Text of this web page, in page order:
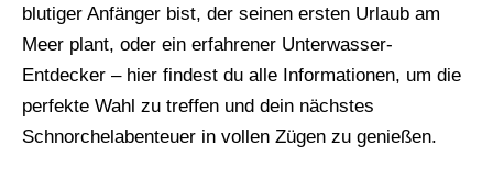
blutiger Anfänger bist, der seinen ersten Urlaub am
Meer plant, oder ein erfahrener Unterwasser-
Entdecker – hier findest du alle Informationen, um die
perfekte Wahl zu treffen und dein nächstes
Schnorchelabenteuer in vollen Zügen zu genießen.